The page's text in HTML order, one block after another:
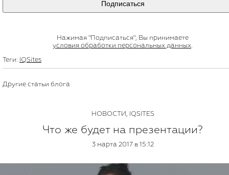
Подписаться
Нажимая "Подписаться", Вы принимаете
условия обработки персональных данных
Теги: IQSites
Другие статьи блога
НОВОСТИ IQSITES
Что же будет на презентации?
3 марта 2017 в 15:12